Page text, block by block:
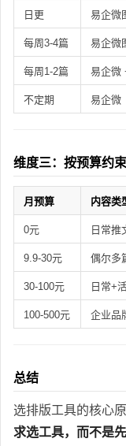
日更 易企微
每周3-4篇 易企微
每周1-2篇 易企微
不定期 易企微
维度三：按预算约
月预算 内容类
0元 日常推
9.9-30元 偶尔多
30-100元 日常+
100-500元 企业品
总结
选排版工具的核心原
求选工具，而不是